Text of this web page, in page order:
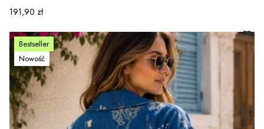
Cena
191,90 zł
Bestseller
Nowość